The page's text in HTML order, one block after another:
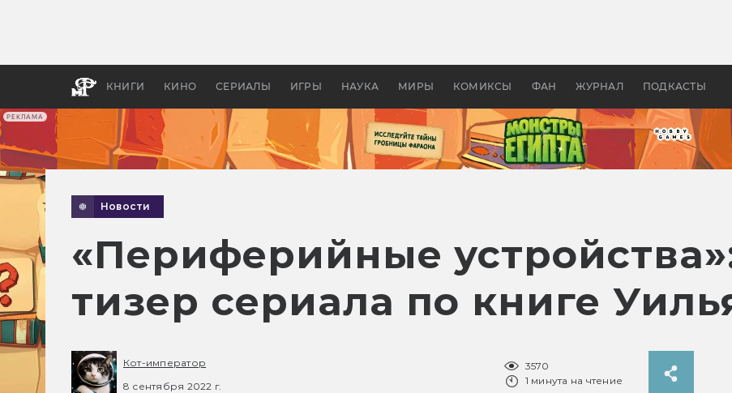
РЕКЛАМА
КНИГИ КИНО СЕРИАЛЫ ИГРЫ НАУКА МИРЫ КОМИКСЫ ФАН ЖУРНАЛ ПОДКАСТЫ
апокалипсис, в России —
бы «Властелина колец»
Новости
«Периферийные
тизер сериала по книге
Кот-император
8 сентября 2022 г.
3570
1 минута на чтение